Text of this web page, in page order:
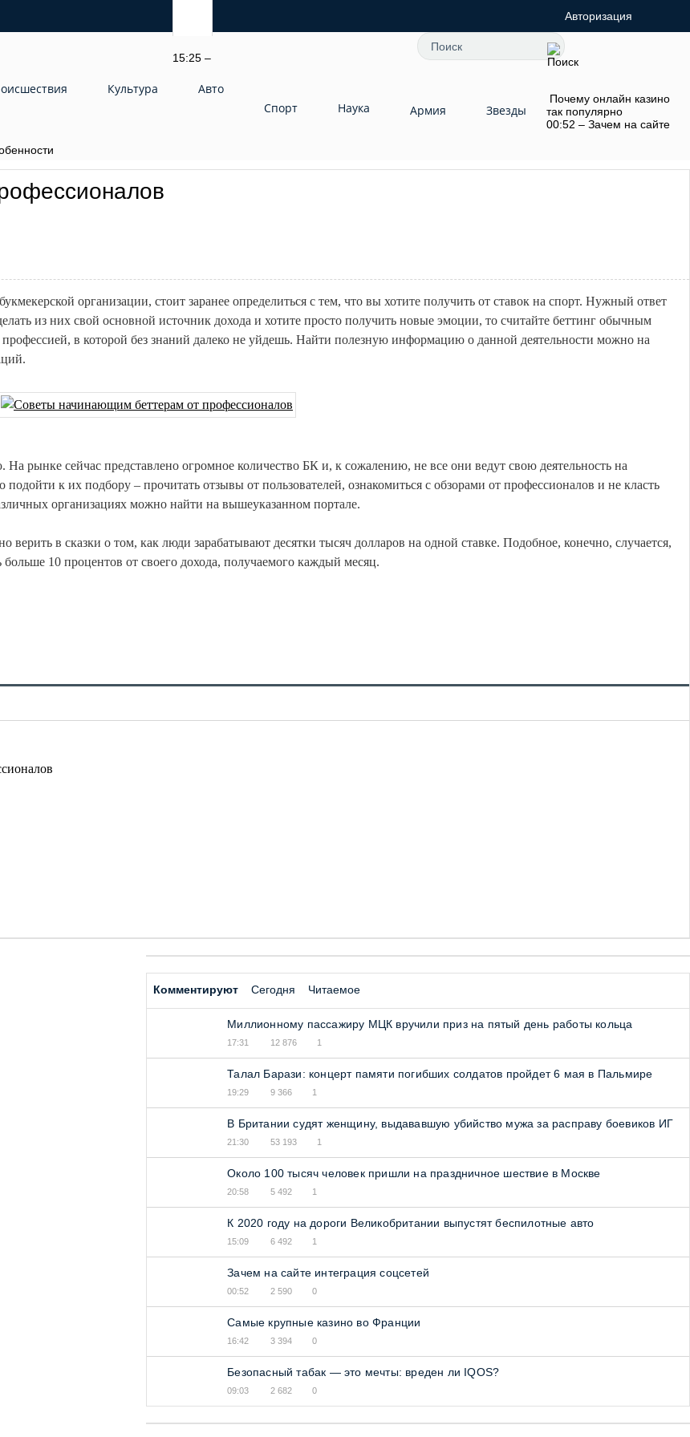
Авторизация
Культура
Авто
Спорт
Наука Армия Звезды
15:25 –
Почему онлайн казино
так популярно
00:52 – Зачем на сайте
организации, стоит заранее определиться с тем, что вы хотите получить от ставок на спорт. Нужный ответ
из них свой основной источник дохода и хотите просто получить новые эмоции, то считайте беттинг обычным
в которой без знаний далеко не уйдешь. Найти полезную информацию о данной деятельности можно на
рынке сейчас представлено огромное количество БК и, к сожалению, не все они ведут свою деятельность на
к их подбору – прочитать отзывы от пользователей, ознакомиться с обзорами от профессионалов и не класть
организациях можно найти на вышеуказанном портале.
в сказки о том, как люди зарабатывают десятки тысяч долларов на одной ставке. Подобное, конечно, случается,
10 процентов от своего дохода, получаемого каждый месяц.
Комментируют Сегодня Читаемое
Миллионному пассажиру МЦК вручили приз на пятый день работы кольца
17:31 12 876 1
Талал Барази: концерт памяти погибших солдатов пройдет 6 мая в Пальмире
19:29 9 366 1
В Британии судят женщину, выдававшую убийство мужа за расправу боевиков ИГ
21:30 53 193 1
Около 100 тысяч человек пришли на праздничное шествие в Москве
20:58 5 492 1
К 2020 году на дороги Великобритании выпустят беспилотные авто
15:09 6 492 1
Зачем на сайте интеграция соцсетей
00:52 2 590 0
Самые крупные казино во Франции
16:42 3 394 0
Безопасный табак — это мечты: вреден ли IQOS?
09:03 2 682 0